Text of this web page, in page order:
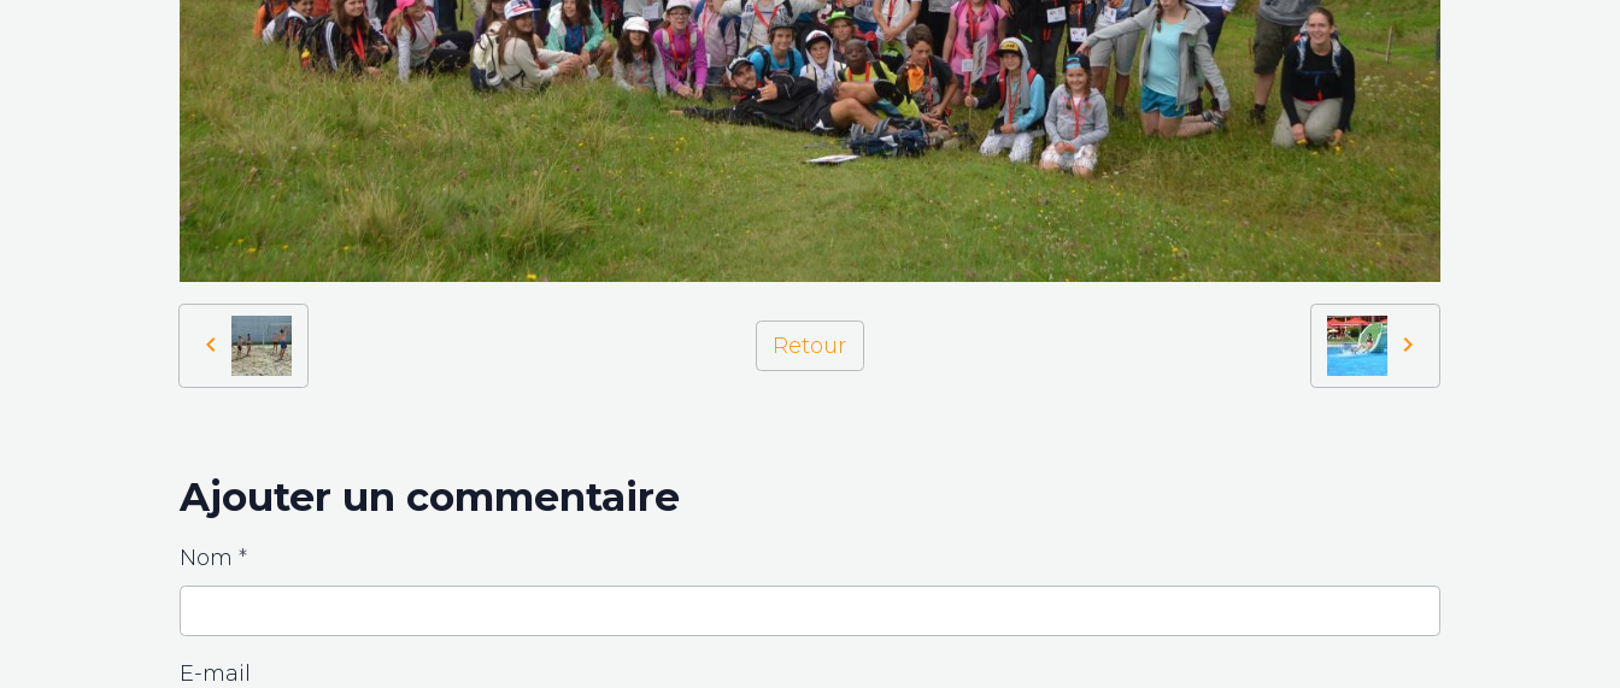
Retour
Ajouter un commentaire
Nom
E-mail